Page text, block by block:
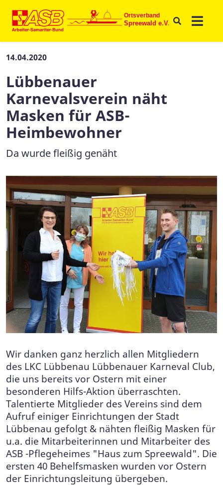
14.04.2020
Lübbenauer
Karnevalsverein näht
Masken für ASB-
Heimbewohner
Da wurde fleißig genäht
Wir danken ganz herzlich allen Mitgliedern
des LKC Lübbenau Lübbenauer Karneval Club,
die uns bereits vor Ostern mit einer
besonderen Hilfs-Aktion überraschten.
Talentierte Mitglieder des Vereins sind dem
Aufruf einiger Einrichtungen der Stadt
Lübbenau gefolgt & nähten fleißig Masken für
u.a. die Mitarbeiterinnen und Mitarbeiter des
ASB -Pflegeheimes "Haus zum Spreewald". Die
ersten 40 Behelfsmasken wurden vor Ostern
der Einrichtungsleitung übergeben.